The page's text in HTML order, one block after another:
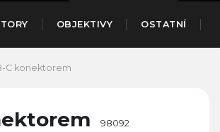
OBJEKTIVY OSTATNÍ
C konektorem
98092